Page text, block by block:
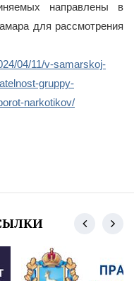
направлены в
для рассмотрения
04/11/v-samarskoj-
gruppy-
narkotikov/